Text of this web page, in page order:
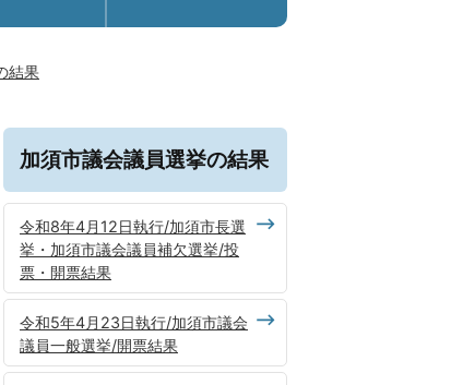
結果
加須市議会議員選挙の結果
令和8年4月12日執行/加須市長選
挙・加須市議会議員補欠選挙/投
票・開票結果
令和5年4月23日執行/加須市議会
議員一般選挙/開票結果